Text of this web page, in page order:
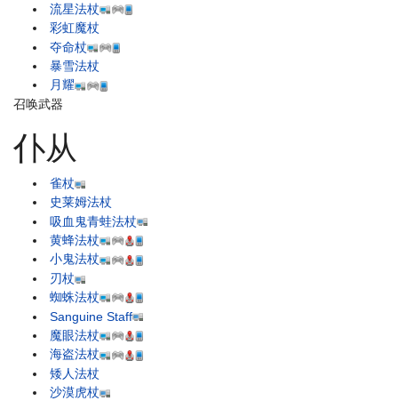
流星法杖
彩虹魔杖
夺命杖
暴雪法杖
月耀
召唤武器
仆从
雀杖
史莱姆法杖
吸血鬼青蛙法杖
黄蜂法杖
小鬼法杖
刃杖
蜘蛛法杖
Sanguine Staff
魔眼法杖
海盗法杖
矮人法杖
沙漠虎杖